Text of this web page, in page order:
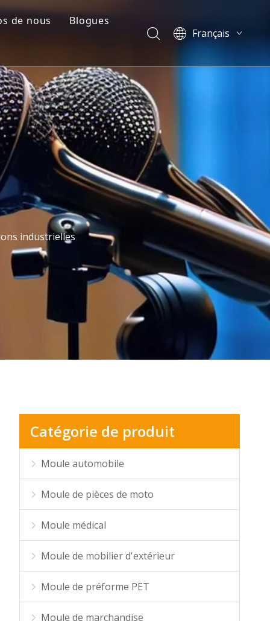
plastique
de nous Blogues
Cas
Vidéos
Français
العربية
industrielles
Catégorie de produit
Moule automobile
Moule de pièces de moto
Moule médical
Moule de mobilier d'extérieur
Moule de préforme PET
Moule de marchandise